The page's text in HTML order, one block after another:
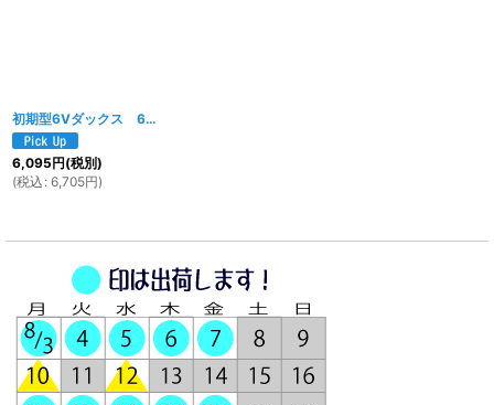
初期型6Vダックス 6Vシャリィタイプヘッドライト メッキ
6,095円(税別)
(税込 : 6,705円)